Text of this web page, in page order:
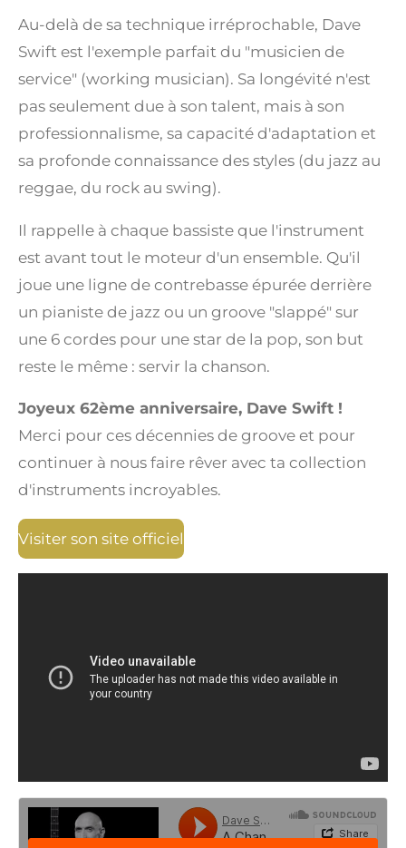
Au-delà de sa technique irréprochable, Dave
Swift est l'exemple parfait du "musicien de
service" (working musician). Sa longévité n'est
pas seulement due à son talent, mais à son
professionnalisme, sa capacité d'adaptation et
sa profonde connaissance des styles (du jazz au
reggae, du rock au swing).
Il rappelle à chaque bassiste que l'instrument
est avant tout le moteur d'un ensemble. Qu'il
joue une ligne de contrebasse épurée derrière
un pianiste de jazz ou un groove "slappé" sur
une 6 cordes pour une star de la pop, son but
reste le même : servir la chanson.
Joyeux 62ème anniversaire, Dave Swift !
Merci pour ces décennies de groove et pour
continuer à nous faire rêver avec ta collection
d'instruments incroyables.
Visiter son site officiel